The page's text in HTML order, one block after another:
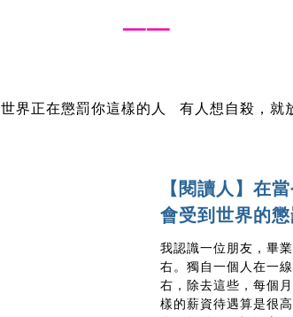
──
世界正在懲罰你這樣的人 有人想自殺，就
【閱讀人】在
會受到世界的
我認識一位朋友，畢
右。獨自一個人在一
右，除去這些，每個
樣的薪資待遇算是很